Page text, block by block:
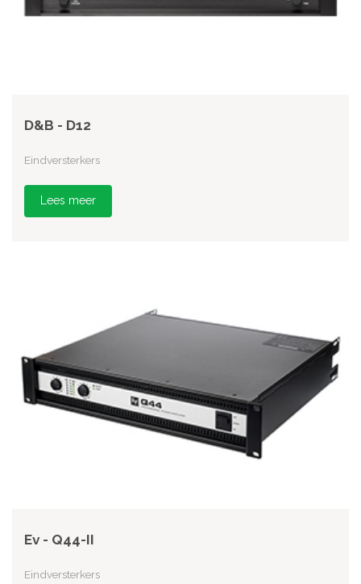
D&B - D12
Eindversterkers
Lees meer
Ev - Q44-II
Eindversterkers